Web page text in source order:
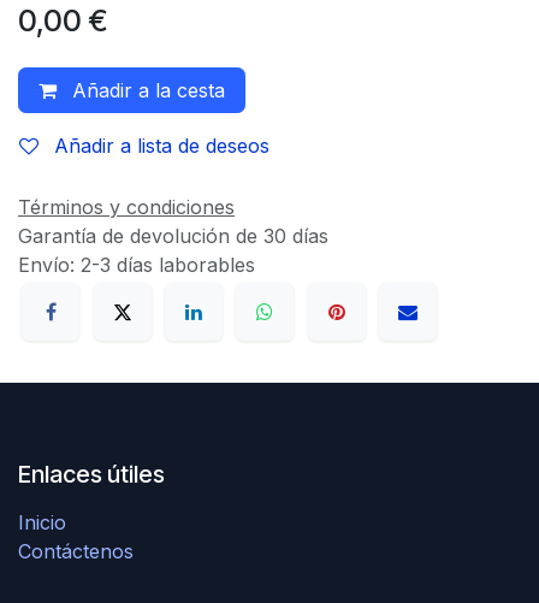
0,00 €
Añadir a la cesta
Añadir a lista de deseos
Términos y condiciones
Garantía de devolución de 30 días
Envío: 2-3 días laborables
Enlaces útiles
Inicio
Contáctenos